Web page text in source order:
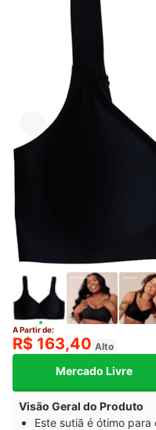
A Partir de:
R$ 163,40 Alto
Mercado Livre
Visão Geral do Produto
Este sutiã é ótimo